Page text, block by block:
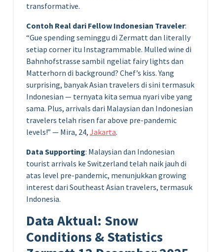
transformative.
Contoh Real dari Fellow Indonesian Traveler:
“Gue spending seminggu di Zermatt dan literally
setiap corner itu Instagrammable. Mulled wine di
Bahnhofstrasse sambil ngeliat fairy lights dan
Matterhorn di background? Chef’s kiss. Yang
surprising, banyak Asian travelers di sini termasuk
Indonesian — ternyata kita semua nyari vibe yang
sama. Plus, arrivals dari Malaysian dan Indonesian
travelers telah risen far above pre-pandemic
levels!” — Mira, 24, Jakarta.
Data Supporting: Malaysian dan Indonesian
tourist arrivals ke Switzerland telah naik jauh di
atas level pre-pandemic, menunjukkan growing
interest dari Southeast Asian travelers, termasuk
Indonesia.
Data Aktual: Snow
Conditions & Statistics